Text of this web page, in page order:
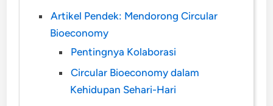
Artikel Pendek: Mendorong Circular
Bioeconomy
Pentingnya Kolaborasi
Circular Bioeconomy dalam
Kehidupan Sehari-Hari